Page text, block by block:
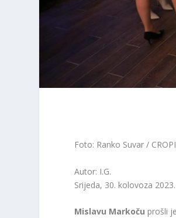
Foto: Ranko Suvar /
Autor: I.G.
Srijeda, 30. kolovoza
Mislavu Markoču prošli